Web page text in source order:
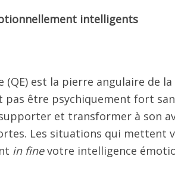
intelligents
(QE) est la pierre angulaire de
pas être psychiquement fort
et transformer à son
Les situations qui mettent
in finevotre intelligence